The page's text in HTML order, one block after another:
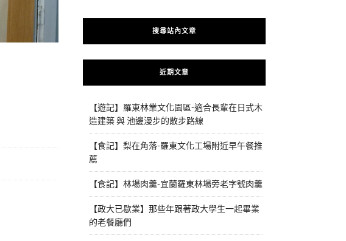
搜尋站內文章
近期文章
【遊記】羅東林業文化園區-適合長輩在日式木
造建築 與 池邊漫步的散步路線
【食記】梨在角落-羅東文化工場附近早午餐推
薦
【食記】林場肉羹-宜蘭羅東林場旁老字號肉羹
【政大已歇業】那些年跟著政大學生一起畢業
的老餐廳們